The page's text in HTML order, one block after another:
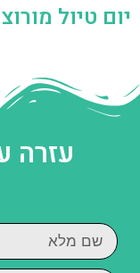
יום טיול
עזרה